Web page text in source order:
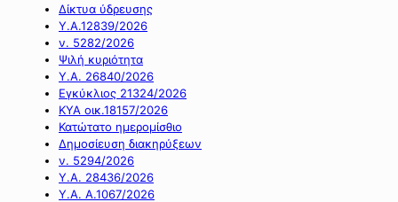
Δίκτυα ύδρευσης
Υ.Α.12839/2026
ν. 5282/2026
Ψιλή κυριότητα
Υ.Α. 26840/2026
Εγκύκλιος 21324/2026
ΚΥΑ οικ.18157/2026
Κατώτατο ημερομίσθιο
Δημοσίευση διακηρύξεων
ν. 5294/2026
Υ.Α. 28436/2026
Υ.Α. Α.1067/2026